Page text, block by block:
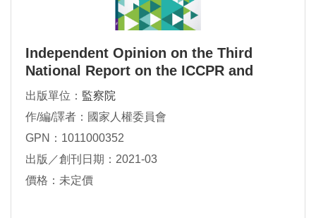
Independent Opinion on the Third
National Report on the ICCPR and
ICESCR
出版單位： 監察院
作/編/譯者：國家人權委員會
GPN：1011000352
出版／創刊日期：2021-03
價格：未定價